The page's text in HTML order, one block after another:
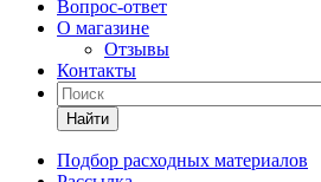
Вопрос-ответ
О магазине
Отзывы
Контакты
Найти
Подбор расходных материалов